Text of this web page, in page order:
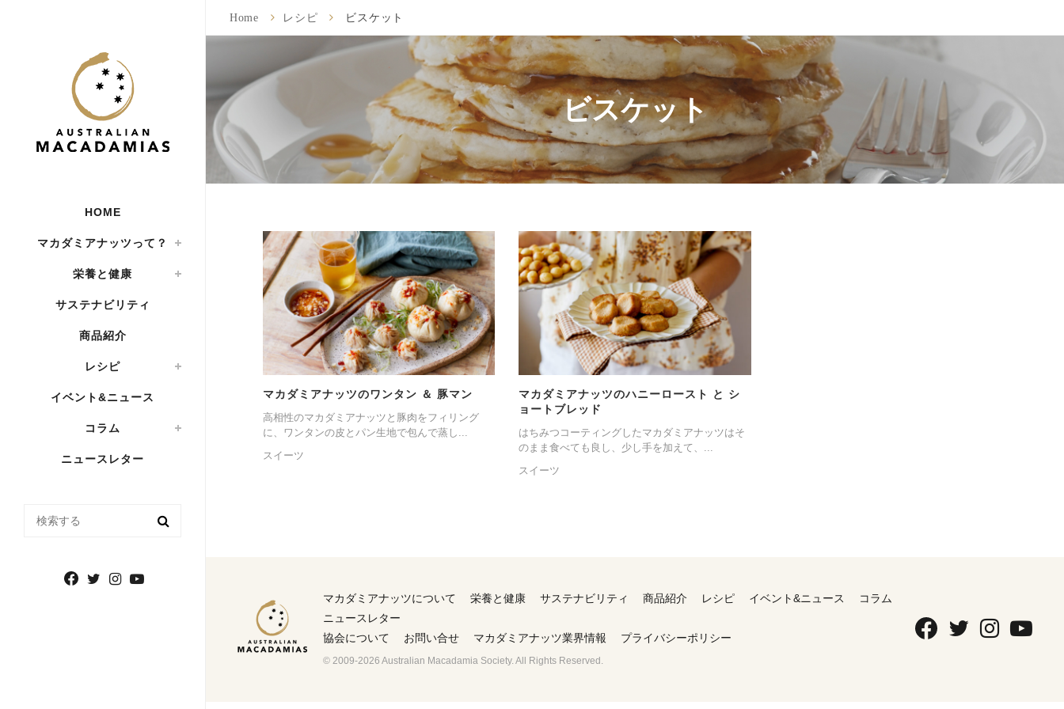
HOME
マカダミアナッツって？
栄養と健康
サステナビリティ
商品紹介
レシピ
イベント&ニュース
コラム
ニュースレター
Home レシピ ビスケット
ビスケット
マカダミアナッツのワンタン ＆ 豚マン
高相性のマカダミアナッツと豚肉をフィリング
に、ワンタンの皮とパン生地で包んで蒸し...
スイーツ
マカダミアナッツのハニーロースト と シ
ョートブレッド
はちみつコーティングしたマカダミアナッツはそ
のまま食べても良し、少し手を加えて、...
スイーツ
マカダミアナッツについて 栄養と健康 サステナビリティ 商品紹介 レシピ イベント&ニュース
コラム
ニュースレター
協会について
お問い合せ マカダミアナッツ業界情報 プライバシーポリシー
© 2009-2026 Australian Macadamia Society. All Rights Reserved.